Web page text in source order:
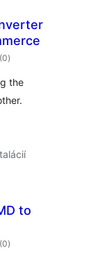
(0celkové
hodnotenie
)
the
to
(0celkové
hodnotenie
)